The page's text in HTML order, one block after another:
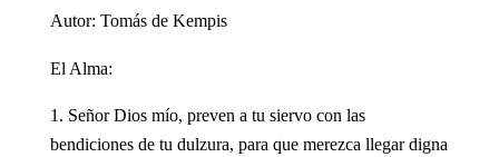
Autor: Tomás de Kempis
El Alma:
Señor Dios mío, preven a tu siervo con las
bendiciones de tu dulzura, para que merezca llegar digna